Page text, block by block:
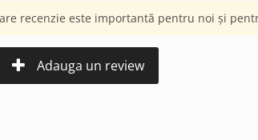
recenzie este importantă pentru noi și
Adauga un review